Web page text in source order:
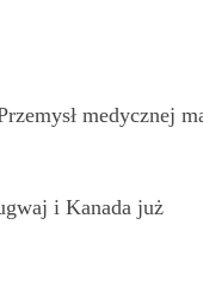
medycznej
i Kanada już